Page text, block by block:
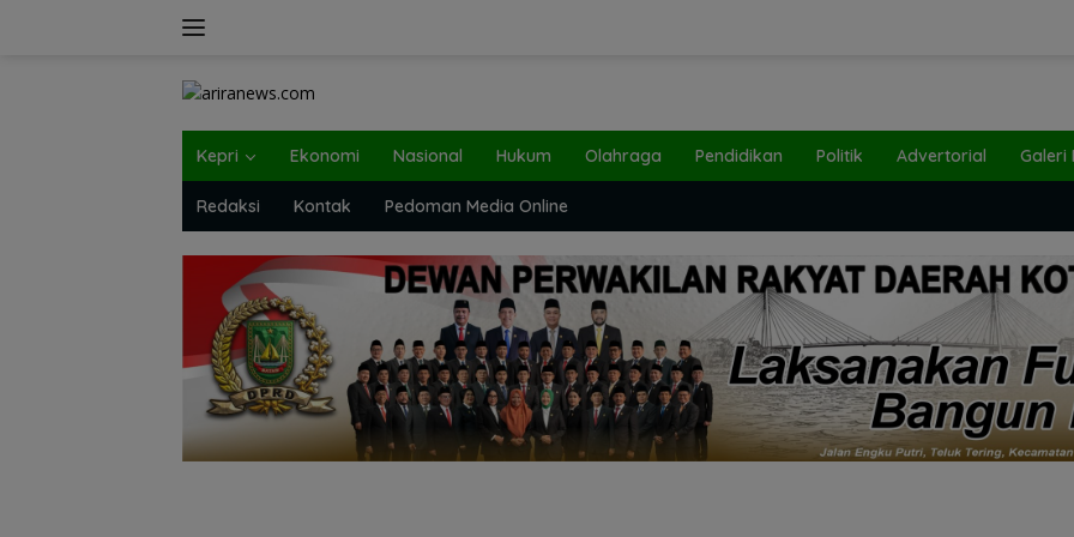
Kepri Ekonomi Nasional Hukum Olahraga Pendidikan Politik Advertorial Galeri
Redaksi Kontak Pedoman Media Online